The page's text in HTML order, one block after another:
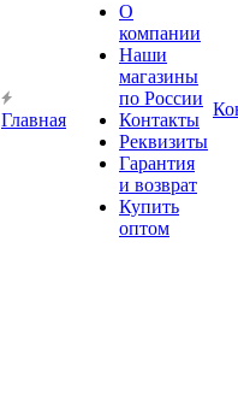
Главная
О
компании
Наши
магазины
по России
Контакты
Реквизиты
Гарантия
и возврат
Купить
оптом